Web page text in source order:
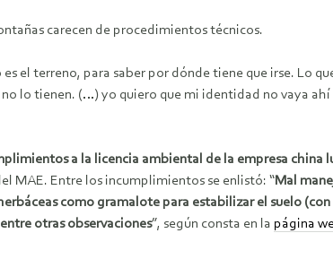
carecen de procedimientos técnicos.
el terreno, para saber por dónde tiene que irse. Lo
lo tienen. (…) yo quiero que mi identidad no vaya
a la licencia ambiental de la empresa china
MAE. Entre los incumplimientos se enlistó: “Mal
como gramalote para estabilizar el suelo
otras observaciones”, según consta en la página